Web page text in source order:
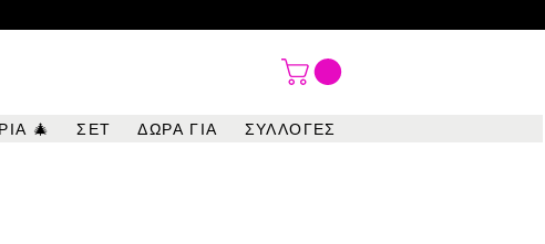
🎄 ΣΕΤ ΔΩΡΑ ΓΙΑ ΣΥΛΛΟΓΕΣ